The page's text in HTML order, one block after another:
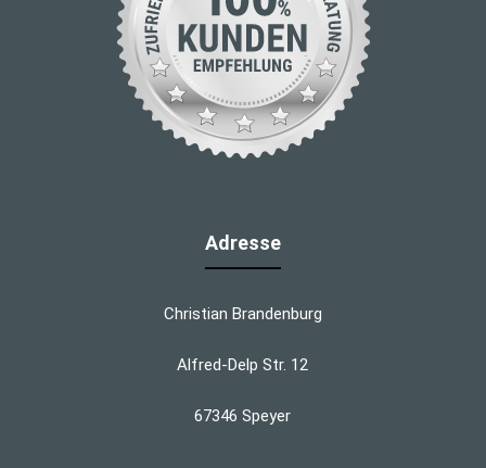
Adresse
Christian Brandenburg
Alfred-Delp Str. 12
67346 Speyer